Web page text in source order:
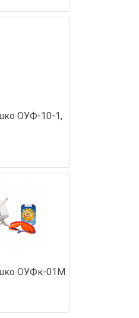
ОУФ-10-1,
ОУФк-01М